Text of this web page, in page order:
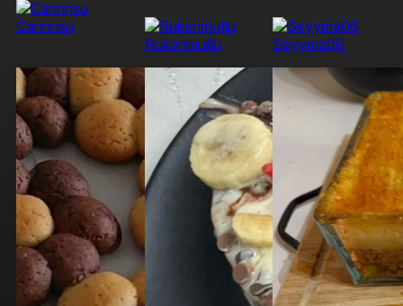
Cannnsu
Rukenmutlu Seyyma06